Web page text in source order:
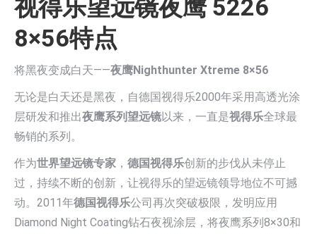
视得乐望远镜夜鹰 5226
8×56特点
将黑夜变成白天——夜鹰Nighthunter Xtreme 8×56
无论是白天还是黑夜，自德国视得乐2000年采用高透光涂
层研发和推出夜鹰系列望远镜以来，一直是视得乐全球最
畅销的系列。
作为世界望远镜专家 ， 德国视得乐创新的步伐从未停止
过，持续不断的创新，让视得乐的望远镜领导地位不可撼
动。2011年德国视得乐公司再次突破极限，发明应用
Diamond Night Coating钻石夜视涂层，将夜鹰系列8×30和